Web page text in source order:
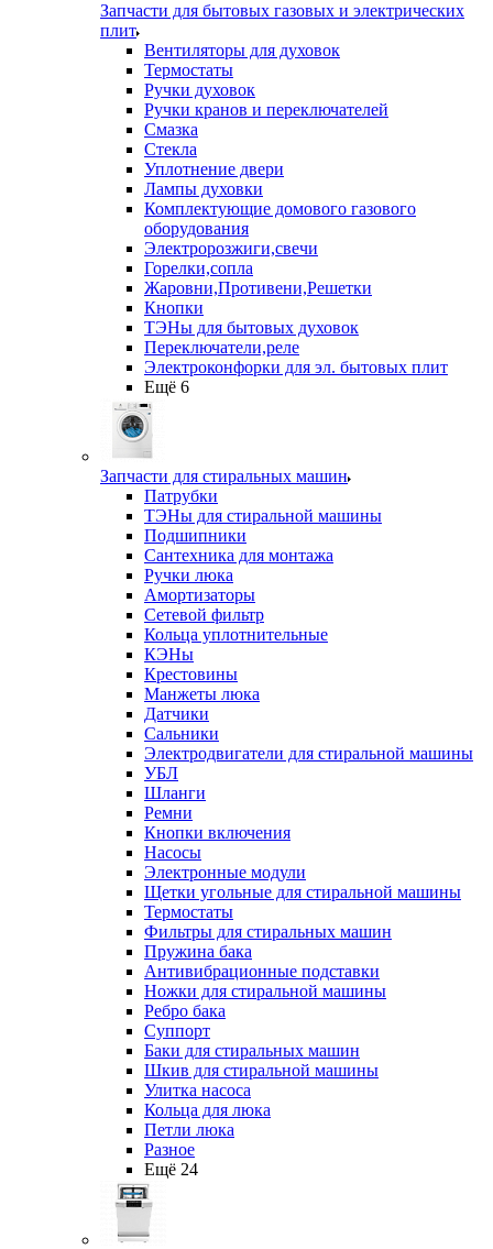
Запчасти для бытовых газовых и электрических
плит
Вентиляторы для духовок
Термостаты
Ручки духовок
Ручки кранов и переключателей
Смазка
Стекла
Уплотнение двери
Лампы духовки
Комплектующие домового газового
оборудования
Электророзжиги,свечи
Горелки,сопла
Жаровни,Противени,Решетки
Кнопки
ТЭНы для бытовых духовок
Переключатели,реле
Электроконфорки для эл. бытовых плит
Ещё 6
Запчасти для стиральных машин
Патрубки
ТЭНы для стиральной машины
Подшипники
Сантехника для монтажа
Ручки люка
Амортизаторы
Сетевой фильтр
Кольца уплотнительные
КЭНы
Крестовины
Манжеты люка
Датчики
Сальники
Электродвигатели для стиральной машины
УБЛ
Шланги
Ремни
Кнопки включения
Насосы
Электронные модули
Щетки угольные для стиральной машины
Термостаты
Фильтры для стиральных машин
Пружина бака
Антивибрационные подставки
Ножки для стиральной машины
Ребро бака
Суппорт
Баки для стиральных машин
Шкив для стиральной машины
Улитка насоса
Кольца для люка
Петли люка
Разное
Ещё 24